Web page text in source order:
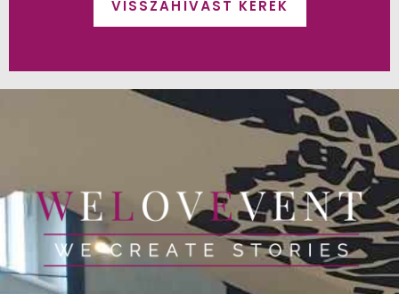
VISSZAHÍVÁST KÉREK